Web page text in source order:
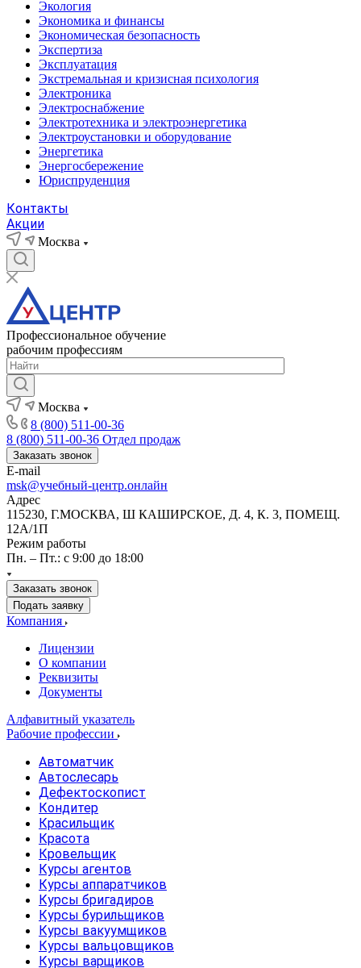
Экология
Экономика и финансы
Экономическая безопасность
Экспертиза
Эксплуатация
Экстремальная и кризисная психология
Электроника
Электроснабжение
Электротехника и электроэнергетика
Электроустановки и оборудование
Энергетика
Энергосбережение
Юриспруденция
Контакты
Акции
Москва
Профессиональное обучение
рабочим профессиям
Москва
8 (800) 511-00-36
8 (800) 511-00-36 Отдел продаж
Заказать звонок
E-mail
msk@учебный-центр.онлайн
Адрес
115230, Г.МОСКВА, Ш КАШИРСКОЕ, Д. 4, К. 3, ПОМЕЩ.
12А/1П
Режим работы
Пн. – Пт.: с 9:00 до 18:00
Заказать звонок
Подать заявку
Компания
Лицензии
О компании
Реквизиты
Документы
Алфавитный указатель
Рабочие профессии
Автоматчик
Автослесарь
Дефектоскопист
Кондитер
Красильщик
Красота
Кровельщик
Курсы агентов
Курсы аппаратчиков
Курсы бригадиров
Курсы бурильщиков
Курсы вакуумщиков
Курсы вальцовщиков
Курсы варщиков